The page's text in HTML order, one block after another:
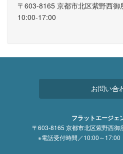
〒603-8165 京都市北区紫野西
10:00-17:00
お問い合
フラットエージェ
〒603-8165 京都市北区紫野西御
※電話受付時間／10:00～